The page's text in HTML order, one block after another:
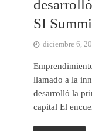
SI
diciembre 6,
llamado a la
desarrolló la
capital El